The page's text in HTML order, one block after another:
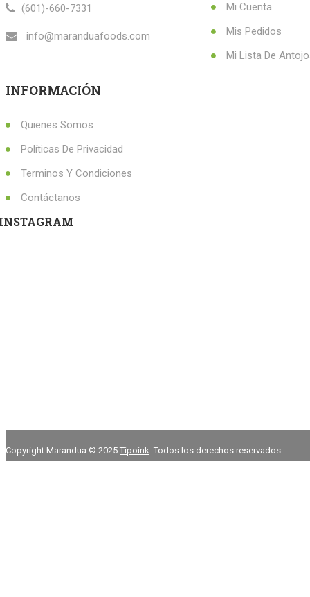
(601)-660-7331
info@maranduafoods.com
Mi Cuenta
Mis Pedidos
Mi Lista De
INFORMACIÓN
Quienes Somos
Políticas De Privacidad
Terminos Y Condiciones
Contáctanos
Copyright Marandua © 2025 Tipoink. Todos los derechos reservados.